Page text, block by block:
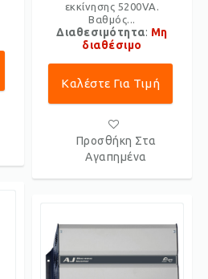
εκκίνησης 5200VA.
Βαθμός...
Διαθεσιμότητα: Μη
διαθέσιμο
Καλέστε Για Τιμή
Προσθήκη Στα
Αγαπημένα